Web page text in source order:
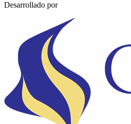
Desarrollado por